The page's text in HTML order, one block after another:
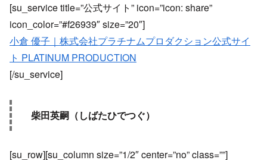
[su_service title=”公式サイト” icon=”icon: share”
icon_color=”#f26939″ size=”20″]
小倉 優子｜株式会社プラチナムプロダクション公式サイ
ト PLATINUM PRODUCTION
[/su_service]
柴田英嗣（しばたひでつぐ）
[su_row][su_column size=”1/2″ center=”no” class=””]